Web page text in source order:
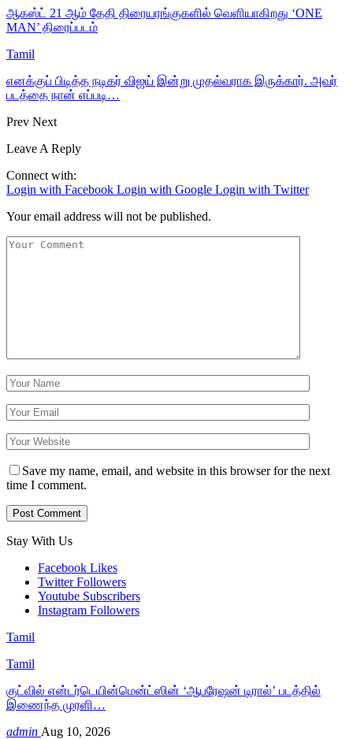
ஆகஸ்ட் 21 ஆம் தேதி திரையரங்குகளில் வெளியாகிறது ‘ONE
MAN’ திரைப்படம்
Tamil
எனக்குப் பிடித்த நடிகர் விஜய் இன்று முதல்வராக இருக்கார். அவர்
படத்தை நான் எப்படி…
Prev Next
Leave A Reply
Connect with:
Login with Facebook Login with Google Login with Twitter
Your email address will not be published.
Save my name, email, and website in this browser for the next
time I comment.
Stay With Us
Facebook Likes
Twitter Followers
Youtube Subscribers
Instagram Followers
Tamil
Tamil
குட்வில் என்டர்டெயின்மென்ட்ஸின் ‘ஆபரேஷன் டிரால்’ படத்தில்
இணைந்த முரளி…
admin Aug 10, 2026